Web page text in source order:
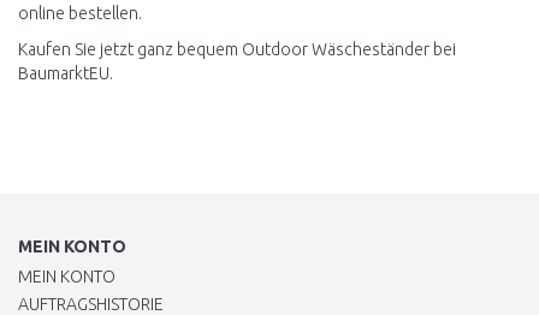
online bestellen.
Kaufen Sie jetzt ganz bequem Outdoor Wäscheständer bei
BaumarktEU.
MEIN KONTO
MEIN KONTO
AUFTRAGSHISTORIE